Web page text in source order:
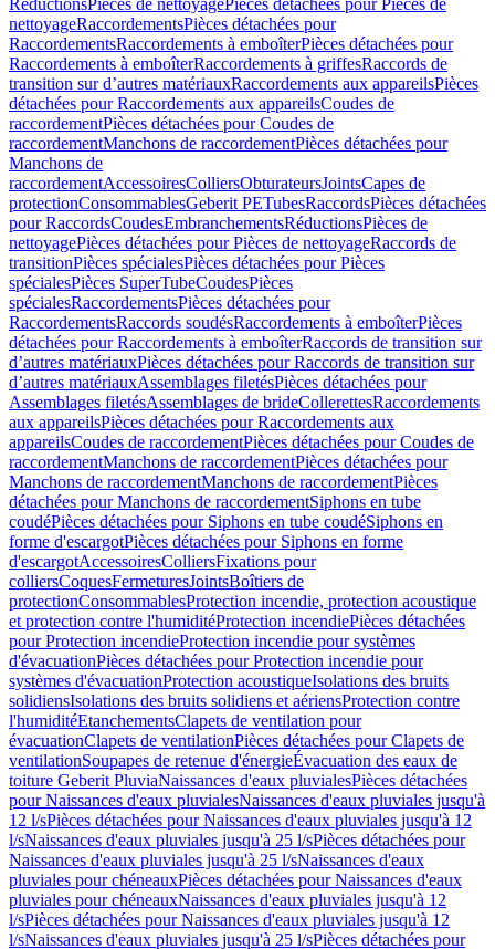
RéductionsPièces de nettoyagePièces détachées pour Pièces de
nettoyageRaccordementsPièces détachées pour
RaccordementsRaccordements à emboîterPièces détachées pour
Raccordements à emboîterRaccordements à griffesRaccords de
transition sur d’autres matériauxRaccordements aux appareilsPièces
détachées pour Raccordements aux appareilsCoudes de
raccordementPièces détachées pour Coudes de
raccordementManchons de raccordementPièces détachées pour
Manchons de
raccordementAccessoiresColliersObturateursJointsCapes de
protectionConsommablesGeberit PETubesRaccordsPièces détachées
pour RaccordsCoudesEmbranchementsRéductionsPièces de
nettoyagePièces détachées pour Pièces de nettoyageRaccords de
transitionPièces spécialesPièces détachées pour Pièces
spécialesPièces SuperTubeCoudesPièces
spécialesRaccordementsPièces détachées pour
RaccordementsRaccords soudésRaccordements à emboîterPièces
détachées pour Raccordements à emboîterRaccords de transition sur
d’autres matériauxPièces détachées pour Raccords de transition sur
d’autres matériauxAssemblages filetésPièces détachées pour
Assemblages filetésAssemblages de brideCollerettesRaccordements
aux appareilsPièces détachées pour Raccordements aux
appareilsCoudes de raccordementPièces détachées pour Coudes de
raccordementManchons de raccordementPièces détachées pour
Manchons de raccordementManchons de raccordementPièces
détachées pour Manchons de raccordementSiphons en tube
coudéPièces détachées pour Siphons en tube coudéSiphons en
forme d'escargotPièces détachées pour Siphons en forme
d'escargotAccessoiresColliersFixations pour
colliersCoquesFermeturesJointsBoîtiers de
protectionConsommablesProtection incendie, protection acoustique
et protection contre l'humiditéProtection incendiePièces détachées
pour Protection incendieProtection incendie pour systèmes
d'évacuationPièces détachées pour Protection incendie pour
systèmes d'évacuationProtection acoustiqueIsolations des bruits
solidiensIsolations des bruits solidiens et aériensProtection contre
l'humiditéEtanchementsClapets de ventilation pour
évacuationClapets de ventilationPièces détachées pour Clapets de
ventilationSoupapes de retenue d'énergieÉvacuation des eaux de
toiture Geberit PluviaNaissances d'eaux pluvialesPièces détachées
pour Naissances d'eaux pluvialesNaissances d'eaux pluviales jusqu'à
12 l/sPièces détachées pour Naissances d'eaux pluviales jusqu'à 12
l/sNaissances d'eaux pluviales jusqu'à 25 l/sPièces détachées pour
Naissances d'eaux pluviales jusqu'à 25 l/sNaissances d'eaux
pluviales pour chéneauxPièces détachées pour Naissances d'eaux
pluviales pour chéneauxNaissances d'eaux pluviales jusqu'à 12
l/sPièces détachées pour Naissances d'eaux pluviales jusqu'à 12
l/sNaissances d'eaux pluviales jusqu'à 25 l/sPièces détachées pour